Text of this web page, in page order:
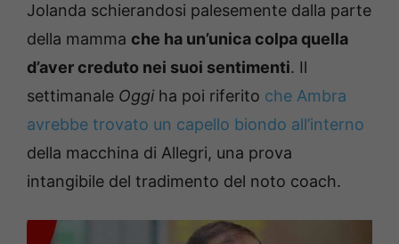
Jolanda schierandosi palesemente dalla parte
della mamma che ha un’unica colpa quella
d’aver creduto nei suoi sentimenti. Il
settimanale Oggiha poi riferito che Ambra
avrebbe trovato un capello biondo all’interno
della macchina di Allegri, una prova
intangibile del tradimento del noto coach.